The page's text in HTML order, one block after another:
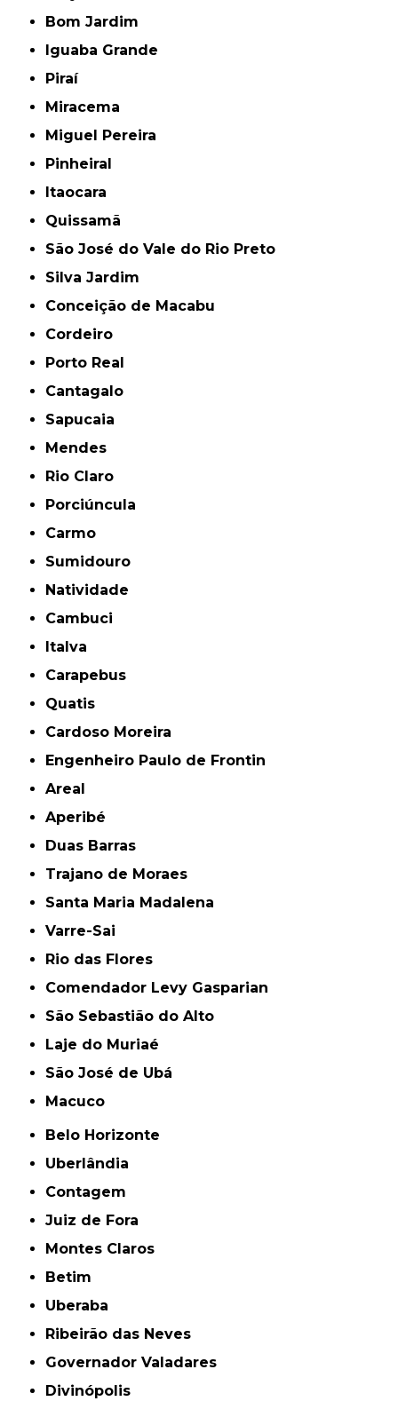
Bom Jardim
Iguaba Grande
Piraí
Miracema
Miguel Pereira
Pinheiral
Itaocara
Quissamã
São José do Vale do Rio Preto
Silva Jardim
Conceição de Macabu
Cordeiro
Porto Real
Cantagalo
Sapucaia
Mendes
Rio Claro
Porciúncula
Carmo
Sumidouro
Natividade
Cambuci
Italva
Carapebus
Quatis
Cardoso Moreira
Engenheiro Paulo de Frontin
Areal
Aperibé
Duas Barras
Trajano de Moraes
Santa Maria Madalena
Varre-Sai
Rio das Flores
Comendador Levy Gasparian
São Sebastião do Alto
Laje do Muriaé
São José de Ubá
Macuco
Belo Horizonte
Uberlândia
Contagem
Juiz de Fora
Montes Claros
Betim
Uberaba
Ribeirão das Neves
Governador Valadares
Divinópolis